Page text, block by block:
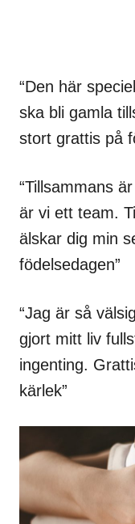
“Den här
ska bli gamla
stort grattis på
“Tillsammans
är vi ett team.
älskar dig min
födelsedagen”
“Jag är så
gjort mitt liv
ingenting.
kärlek”